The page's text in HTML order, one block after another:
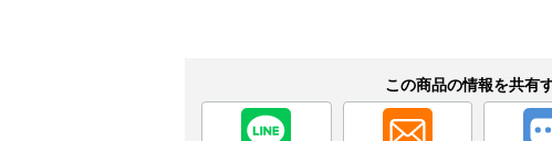
この商品の情報を共有